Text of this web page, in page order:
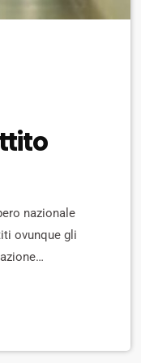
nazionale
ovunque gli
sanità